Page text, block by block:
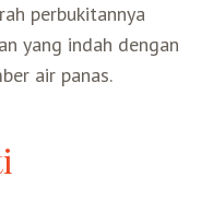
perbukitannya
yang indah dengan
air panas.